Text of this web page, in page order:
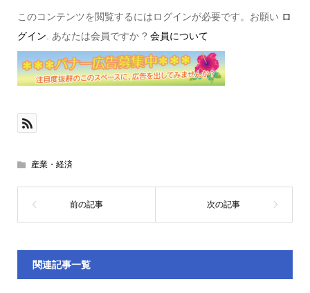
このコンテンツを閲覧するにはログインが必要です。お願い ロ
グイン. あなたは会員ですか ? 会員について
産業・経済
関連記事一覧